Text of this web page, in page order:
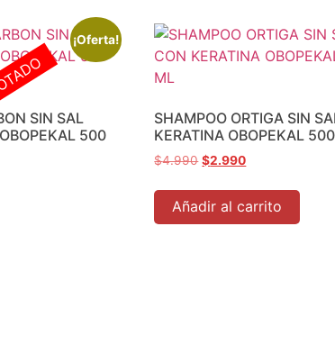
¡Oferta!
SIN SAL
500
SHAMPOO ORTIGA SIN
KERATINA OBOPEKAL
$4.990 $2.990
Añadir al carrito